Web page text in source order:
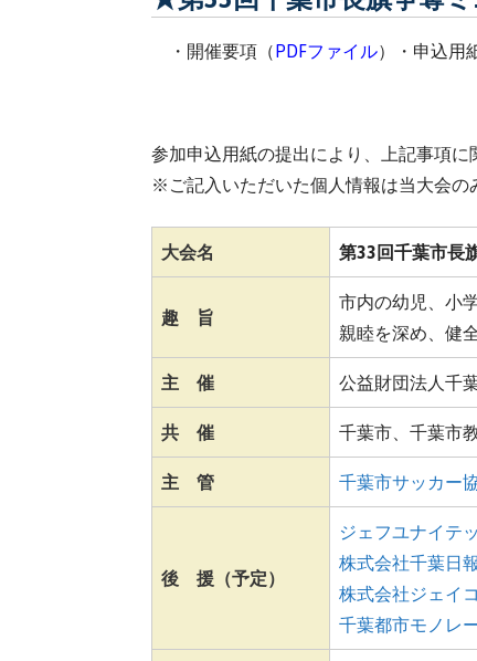
・開催要項（PDFファイル）・申込用
参加申込用紙の提出により、上記事項に
※ご記入いただいた個人情報は当大会の
大会名 第33回千葉市長
趣 旨
市内の幼児、小
親睦を深め、健
主 催 公益財団法人千
共 催 千葉市、千葉市
主 管 千葉市サッカー
後 援（予定）
ジェフユナイテ
株式会社千葉日
株式会社ジェイ
千葉都市モノレ